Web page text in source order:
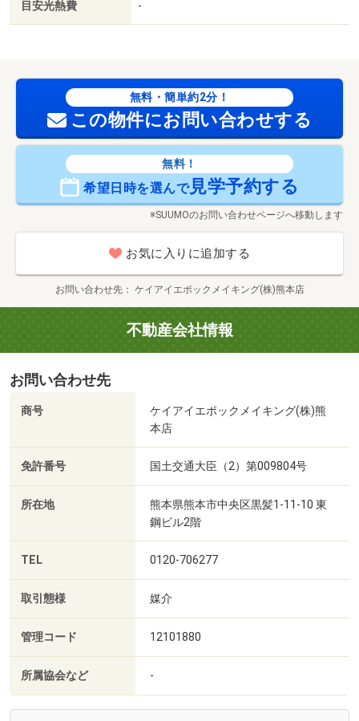
目安光熱費 -
無料・簡単約2分！
この物件にお問い合わせする
無料！
希望日時を選んで見学予約する
※SUUMOのお問い合わせページへ移動します
お気に入りに追加する
お問い合わせ先 ケイアイエポックメイキング(株)熊本店
不動産会社情報
お問い合わせ先
商号
ケイアイエポックメイキング(株)熊
本店
免許番号 国土交通大臣（2）第009804号
所在地
熊本県熊本市中央区黒髪1-11-10 東
鋼ビル2階
TEL 0120-706277
取引態様 媒介
管理コード 12101880
所属協会など -